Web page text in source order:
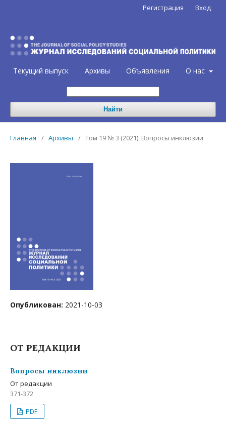
Текущий выпуск Архивы Объявления О нас
Найти
Регистрация Вход
Главная / Архивы / Том 19 № 3 (2021): Вопросы инклюзии
Опубликован: 2021-10-03
ОТ РЕДАКЦИИ
Вопросы инклюзии
От редакции
371-372
PDF